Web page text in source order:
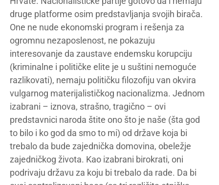
druge platforme osim predstavljanja svojih birača.
One ne nude ekonomski program i rešenja za
ogromnu nezaposlenost, ne pokazuju
interesovanje da zaustave endemsku korupciju
(kriminalne i političke elite je u suštini nemoguće
razlikovati), nemaju političku filozofiju van okvira
vulgarnog materijalističkog nacionalizma. Jednom
izabrani – iznova, strašno, tragično – ovi
predstavnici naroda štite ono što je naše (šta god
to bilo i ko god da smo to mi) od države koja bi
trebalo da bude zajednička domovina, obeležje
zajedničkog života. Kao izabrani birokrati, oni
podrivaju državu za koju bi trebalo da rade. Da bi